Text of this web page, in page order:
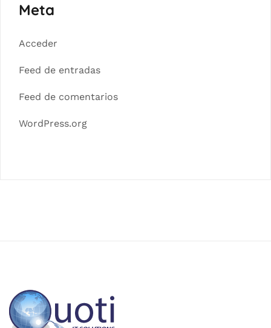
Meta
Acceder
Feed de entradas
Feed de comentarios
WordPress.org